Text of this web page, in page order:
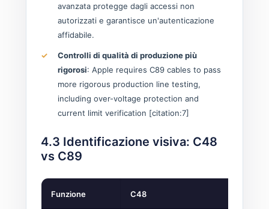
avanzata protegge dagli accessi non
autorizzati e garantisce un'autenticazione
affidabile.
Controlli di qualità di produzione più
rigorosi: Apple requires C89 cables to pass
more rigorous production line testing,
including over-voltage protection and
current limit verification [citation:7]
4.3 Identificazione visiva: C48
vs C89
Funzione C48